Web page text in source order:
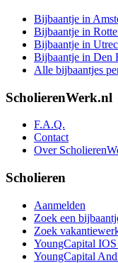
Bijbaantje in
Bijbaantje in
Bijbaantje in
Bijbaantje in Den
Alle bijbaantjes
ScholierenWerk.nl
F.A.Q.
Contact
Over
Scholieren
Aanmelden
Zoek een
Zoek
YoungCapital
YoungCapital